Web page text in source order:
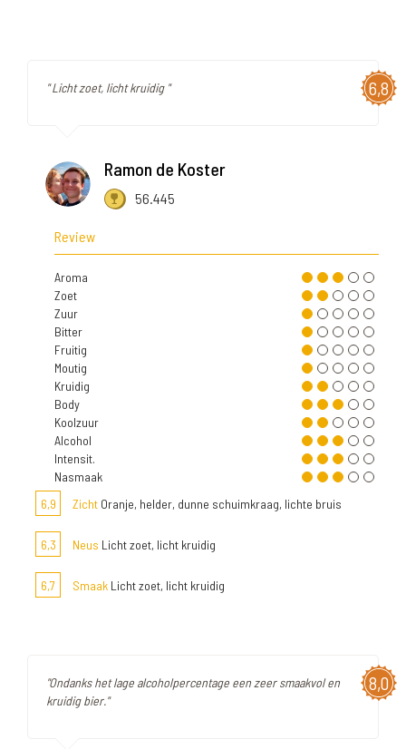
6,8
" Licht zoet, licht kruidig "
Ramon de Koster
56.445
Review
Aroma
Zoet
Zuur
Bitter
Fruitig
Moutig
Kruidig
Body
Koolzuur
Alcohol
Intensit.
Nasmaak
6,9
Zicht Oranje, helder, dunne schuimkraag, lichte bruis
6,3 Neus Licht zoet, licht kruidig
6,7 Smaak Licht zoet, licht kruidig
8,0
"Ondanks het lage alcoholpercentage een zeer smaakvol en
kruidig bier."